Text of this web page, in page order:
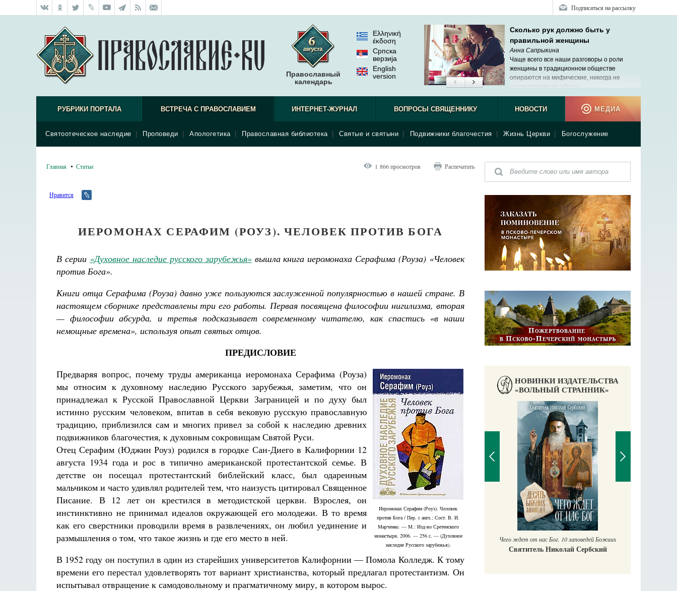
Подписаться на рассылку
Православный
календарь
Ελληνική
έκδοση
Српска
верзиjа
English
version
Сколько рук должно быть у
правильной женщины
Анна Сапрыкина
Чаще всего все наши разговоры о роли
женщины в традиционном обществе
опираются на мифические, никогда не
существовавшие образы.
РУБРИКИ ПОРТАЛА ВСТРЕЧА С ПРАВОСЛАВИЕМ
Святоотеческое наследие Проповеди Апологетика Православная библиотека Святые и святыни Подвижники благочестия Жизнь Церкви Богослужение
ИНТЕРНЕТ-ЖУРНАЛ ВОПРОСЫ СВЯЩЕННИКУ НОВОСТИ МЕДИА
Главная Статьи 1 866 просмотров Распечатать
Нравится
ИЕРОМОНАХ СЕРАФИМ (РОУЗ). ЧЕЛОВЕК ПРОТИВ БОГА
В серии «Духовное наследие русского зарубежья» вышла книга иеромонаха Серафима (Роуза) «Человек
против Бога».
Книги отца Серафима (Роуза) давно уже пользуются заслуженной популярностью в нашей стране. В
настоящем сборнике представлены три его работы. Первая посвящена философии нигилизма, вторая
— философии абсурда, и третья подсказывает современному читателю, как спастись «в наши
немощные времена», используя опыт святых отцов.
ПРЕДИСЛОВИЕ
Иеромонах Серафим (Роуз). Человек
против Бога / Пер. с англ.; Сост. В. И.
Марченко. — М.: Изд-во Сретенского
монастыря, 2006. — 256 с. — (Духовное
наследие Русского зарубежья).
Предваряя вопрос, почему труды американца иеромонаха Серафима (Роуза)
мы относим к духовному наследию Русского зарубежья, заметим, что он
принадлежал к Русской Православной Церкви Заграницей и по духу был
истинно русским человеком, впитав в себя вековую русскую православную
традицию, приблизился сам и многих привел за собой к наследию древних
подвижников благочестия, к духовным сокровищам Святой Руси.
Отец Серафим (Юджин Роуз) родился в городке Сан-Диего в Калифорнии 12
августа 1934 года и рос в типично американской протестантской семье. В
детстве он посещал протестантский библейский класс, был одаренным
мальчиком и часто удивлял родителей тем, что наизусть цитировал Священное
Писание. В 12 лет он крестился в методистской церкви. Взрослея, он
инстинктивно не принимал идеалов окружающей его молодежи. В то время
как его сверстники проводили время в развлечениях, он любил уединение и
размышления о том, что такое жизнь и где его место в ней.
В 1952 году он поступил в один из старейших университетов Калифорнии — Помола Колледж. К тому
времени его перестал удовлетворять тот вариант христианства, который предлагал протестантизм. Он
испытывал отвращение к самодовольному и прагматичному миру, в котором вырос.
НОВИНКИ ИЗДАТЕЛЬСТВА
«ВОЛЬНЫЙ СТРАННИК»
Разлуки не будет
Фредерика де Грааф Как найти своё место в жизни
Великомученик Георгий Победоносец. Научись у
святого
Роман Котов Чего ждет от нас Бог. 10 заповедей Божиих
Святитель Николай Сербский